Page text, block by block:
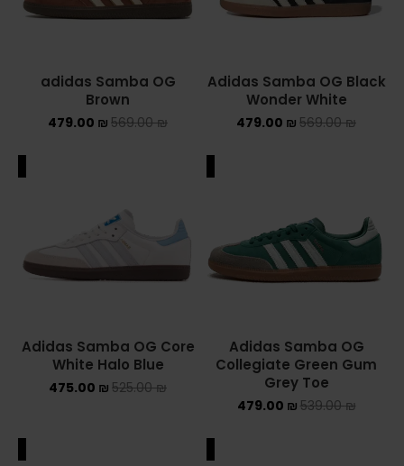
Adidas Samba OG Black
Wonder White
569.00₪
479.00 ₪
adidas Samba OG
Brown
569.00₪
479.00 ₪
Adidas Samba OG
Collegiate Green Gum
Grey Toe
539.00₪
479.00 ₪
Adidas Samba OG Core
White Halo Blue
525.00₪
475.00 ₪